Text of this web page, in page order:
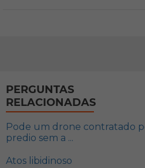
PERGUNTAS
RELACIONADAS
Pode um drone contratado
predio sem a ...
Atos libidinoso